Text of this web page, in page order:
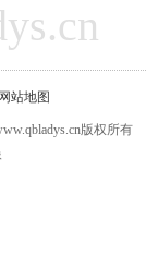
网站地图
版权所有